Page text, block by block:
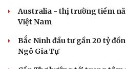
Australia - thị trường tiềm
Việt Nam
Bắc Ninh đầu tư gần 20 tỷ
Ngô Gia Tự